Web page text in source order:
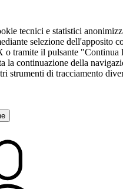
tecnici e statistici
selezione dell'apposito
o tramite il pulsante "Continua
la continuazione della
strumenti di tracciamento